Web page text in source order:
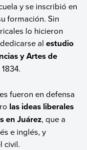
y se inscribió en
formación. Sin
lo hicieron
al estudio
y Artes de
fueron en defensa
las ideas liberales
en Juárez, que a
e inglés, y
civil.